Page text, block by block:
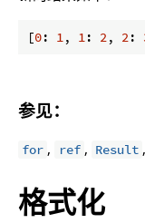
[0: 1, 1: 2, 2:
参见：
for , ref , Result ,
格式化